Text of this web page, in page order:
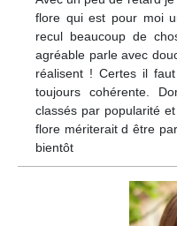
flore qui est pour moi
recul beaucoup de
agréable parle avec
réalisent ! Certes il
toujours cohérente.
classés par popularité
flore mériterait d être
bientôt